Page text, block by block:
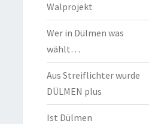
Walprojekt
Wer in Dülmen was
wählt…
Aus Streiflichter wurde
DÜLMEN plus
Ist Dülmen